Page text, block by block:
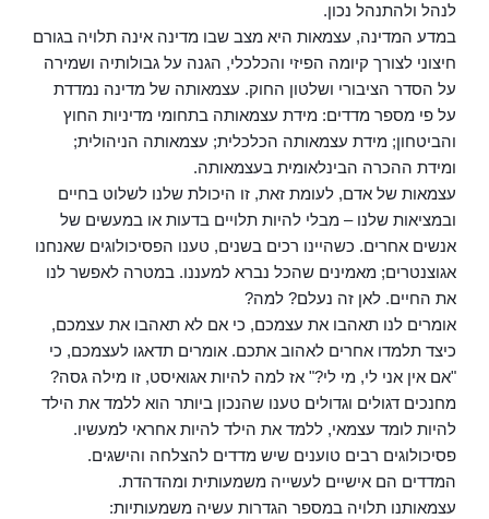
לנהל ולהתנהל נכון.
במדע המדינה, עצמאות היא מצב שבו מדינה אינה תלויה בגורם
חיצוני לצורך קיומה הפיזי והכלכלי, הגנה על גבולותיה ושמירה
על הסדר הציבורי ושלטון החוק. עצמאותה של מדינה נמדדת
על פי מספר מדדים: מידת עצמאותה בתחומי מדיניות החוץ
והביטחון; מידת עצמאותה הכלכלית; עצמאותה הניהולית;
ומידת ההכרה הבינלאומית בעצמאותה.
עצמאות של אדם, לעומת זאת, זו היכולת שלנו לשלוט בחיים
ובמציאות שלנו – מבלי להיות תלויים בדעות או במעשים של
אנשים אחרים. כשהיינו רכים בשנים, טענו הפסיכולוגים שאנחנו
אגוצנטרים; מאמינים שהכל נברא למעננו. במטרה לאפשר לנו
את החיים. לאן זה נעלם? למה?
אומרים לנו תאהבו את עצמכם, כי אם לא תאהבו את עצמכם,
כיצד תלמדו אחרים לאהוב אתכם. אומרים תדאגו לעצמכם, כי
"אם אין אני לי, מי לי?" אז למה להיות אגואיסט, זו מילה גסה?
מחנכים דגולים וגדולים טענו שהנכון ביותר הוא ללמד את הילד
להיות לומד עצמאי, ללמד את הילד להיות אחראי למעשיו.
פסיכולוגים רבים טוענים שיש מדדים להצלחה והישגים.
המדדים הם אישיים לעשייה משמעותית ומהדהדת.
עצמאותנו תלויה במספר הגדרות עשיה משמעותיות: